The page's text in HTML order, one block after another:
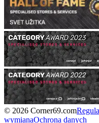
© 2026 Corner69.com
wymianaOchrona danych